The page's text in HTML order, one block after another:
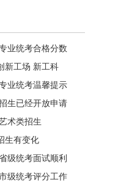
业统考合格分数
新工场 新工科
业统考温馨提示
生已经开放申请
术类招生
生有变化
级统考面试顺利
级统考评分工作